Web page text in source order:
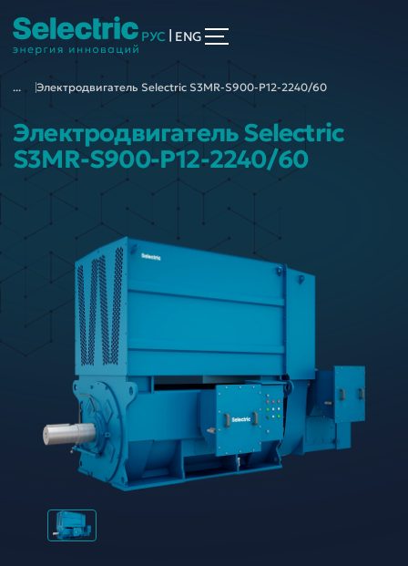
РУС ENG
... Электродвигатель Selectric S3MR-S900-P12-2240/60
Электродвигатель Selectric
S3MR-S900-P12-2240/60